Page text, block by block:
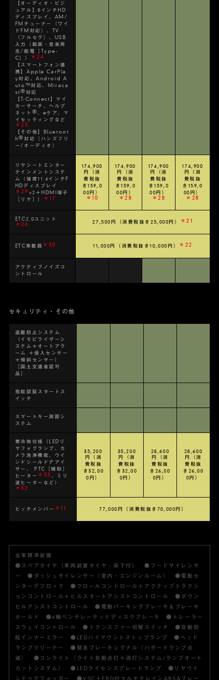
【オーディオ・ビジ
ュアル】8インチHD
ディスプレイ、AM/
FMチューナー（ワイ
ドFM対応）、TV
（フルセグ）、USB
入力（動画・音楽再
生/給電［Type-
C］）
＊24
【スマートフォン連
携】Apple CarPla
y対応、Android A
uto™対応、Miraca
st®対応
【T-Connect】マイ
カーサーチ、ヘルプ
ネット ®、eケア、マ
イセッティングなど
＊25
【その他】Bluetoot
h®対応（ハンズフリ
ー/オーディオ）
リヤシートエンター
テインメントシステ
ム（後席11.6インチF
HDディスプレイ
＊29 ×2＋HDMI端子
［リヤ］）
＊17
174,900
円（消
費税抜
き159,0
00円）
＊10
174,900
円（消
費税抜
き159,0
00円）
＊28
174,900
円（消
費税抜
き159,0
00円）
＊28
174,900
円（消
費税抜
き159,0
00円）
＊28
ETC2.0ユニット
＊26 27,500円（消費税抜き25,000円） ＊21
ETC車載器 ＊30 11,000円（消費税抜き10,000円） ＊22
アクティブノイズコ
ントロール
セキュリティ・その他
盗難防止システム
（イモビライザーシ
ステム＋オートアラ
ーム ＋侵入センサー
＋傾斜センサー）
［国土交通省認可
品］
指紋認証スタートス
イッチ
スマートキー測距シ
ステム
寒冷地仕様（LEDリ
ヤフォグランプ、カ
メラ洗浄機能、ウイ
ンドシールドデアイ
サー、 PTC［補助］
ヒーター ＊33 、ミリ
波ヒーターなど）
＊32
35,200
円（消
費税抜
き32,00
0円）
35,200
円（消
費税抜
き32,00
0円）
28,600
円（消
費税抜
き26,00
0円）
28,600
円（消
費税抜
き26,00
0円）
ヒッチメンバー ＊11 77,000円（消費税抜き70,000円）
全車標準装備
●スペアタイヤ（車両装着タイヤ・床下付） ●フードサイレンサ
ー ●ダッシュサイレンサー（室内・エンジンルーム） ●電動セ
ンターデフロック ●クロールコントロール＋アクティブトラクシ
ョンコントロール＋ヒルスタートアシストコントロール ●ダウン
ヒルアシストコントロール ●電動パーキングブレーキ＆ブレーキ
ホールド ●4輪ベンチレーテッドディスクブレーキ ●トレーラー
スウェイコントロール ●トランスファー切替スイッチ ●自動防
眩インナーミラー ●LEDハイマウントストップランプ ●ヘッド
ランプクリーナー ●緊急ブレーキシグナル（ハザードランプ点
滅） ●コンライト（ライト自動点灯＋消灯システム/ランプオート
カットシステム） ●LEDライセンスプレートランプ ●リヤウイ
ンドゥデフォッガー ●VSC＋EBD付マルチテレインABS&ブレー